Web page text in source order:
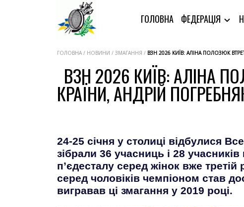
ГОЛОВНА ФЕДЕРАЦІЯ
ГОЛОВНА / НОВИНИ / ЗМАГАННЯ / ВЗН 2026 КИЇВ: АЛІНА ПОЛОЗЮК
ВЗН 2026 КИЇВ: АЛІНА
КРАЇНИ, АНДРІЙ
24-25 січня у столиці відбулися
зібрали 36 учасниць і 28
п’єдесталу серед жінок вже
серед чоловіків чемпіоном став
вигравав ці змагання у 2019 році.